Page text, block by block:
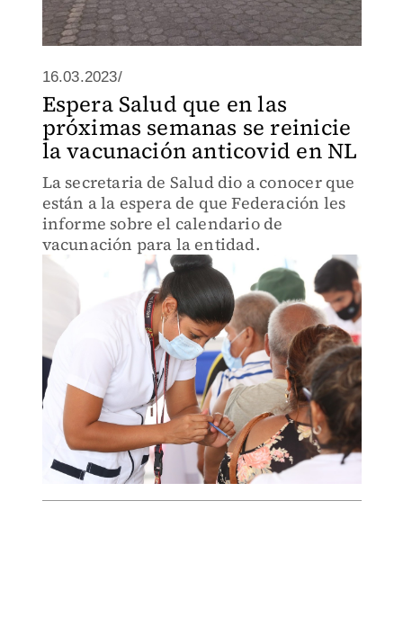
16.03.2023/
Espera Salud que en las
próximas semanas se reinicie
la vacunación anticovid en NL
La secretaria de Salud dio a conocer que
están a la espera de que Federación les
informe sobre el calendario de
vacunación para la entidad.